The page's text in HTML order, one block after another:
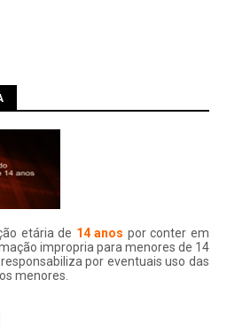
etária de 14 anos por conter em
impropria para menores de 14
por eventuais uso das
menores.